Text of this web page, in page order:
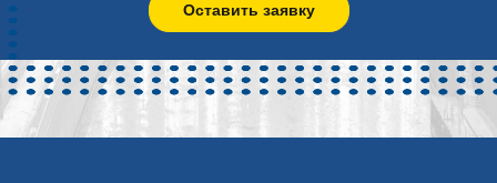
Оставить заявку